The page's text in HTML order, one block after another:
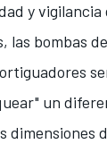
y vigilancia
las bombas
un
dimensiones